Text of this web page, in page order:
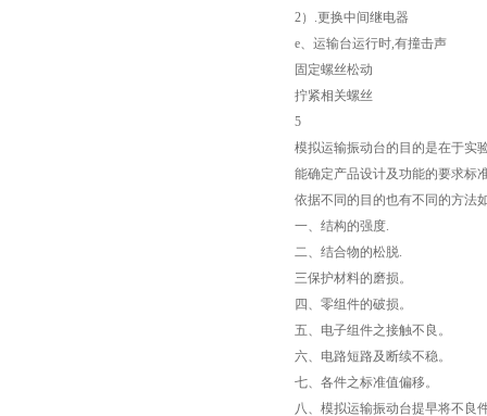
2）.更换中间继电器
e、运输台运行时,有撞击声
固定螺丝松动
拧紧相关螺丝
5
模拟运输振动台的目的是在于实
能确定产品设计及功能的要求标
依据不同的目的也有不同的方法
一、结构的强度.
二、结合物的松脱.
三保护材料的磨损。
四、零组件的破损。
五、电子组件之接触不良。
六、电路短路及断续不稳。
七、各件之标准值偏移。
八、模拟运输振动台提早将不良